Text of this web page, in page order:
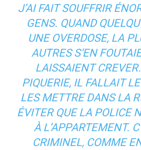
J’AI FAIT SOUFFRIR
GENS. QUAND
UNE OVERDOSE, LA
AUTRES S’EN
LAISSAIENT
PIQUERIE, IL FALLAIT
LES METTRE DANS LA
ÉVITER QUE LA POLICE
À L’APPARTEMENT.
CRIMINEL, COMME